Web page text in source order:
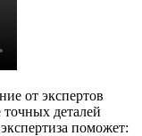
от экспертов
деталей
поможет: